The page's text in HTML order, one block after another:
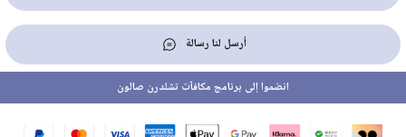
أرسل لنا رسالة
انضموا إلى برنامج مكافآت تشلدرن صالون